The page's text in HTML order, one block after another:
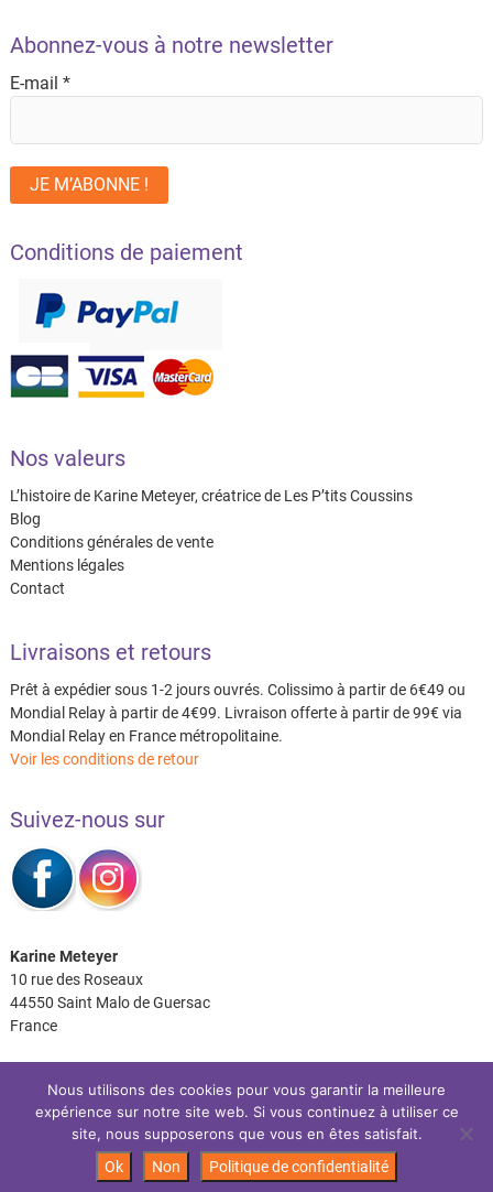
Abonnez-vous à notre newsletter
E-mail *
Conditions de paiement
Nos valeurs
L’histoire de Karine Meteyer, créatrice de Les P’tits Coussins
Blog
Conditions générales de vente
Mentions légales
Contact
Livraisons et retours
Prêt à expédier sous 1-2 jours ouvrés. Colissimo à partir de 6€49 ou
Mondial Relay à partir de 4€99. Livraison offerte à partir de 99€ via
Mondial Relay en France métropolitaine.
Voir les conditions de retour
Suivez-nous sur
Karine Meteyer
10 rue des Roseaux
44550 Saint Malo de Guersac
France
Facebook
Instagram
Les P’tits Coussins | Site réalisé par:IDéales| © 2026
Nous utilisons des cookies pour vous garantir la meilleure
expérience sur notre site web. Si vous continuez à utiliser ce
site, nous supposerons que vous en êtes satisfait.
Ok
Non Politique de confidentialité